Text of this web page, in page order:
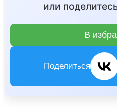
или
В
Поделиться